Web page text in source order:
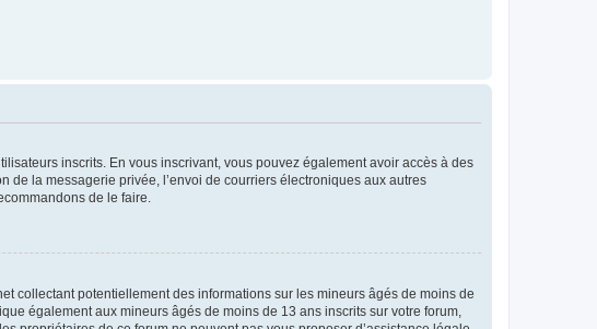
inscrits. En vous inscrivant, vous pouvez également avoir accès à des
de la messagerie privée, l’envoi de courriers électroniques aux autres
de le faire.
collectant potentiellement des informations sur les mineurs âgés de moins de
également aux mineurs âgés de moins de 13 ans inscrits sur votre forum,